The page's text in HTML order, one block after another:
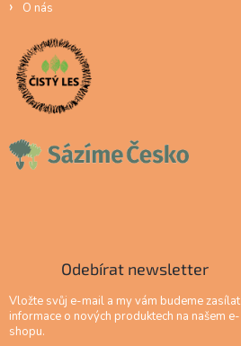
O nás
Odebírat newsletter
Vložte svůj e-mail a my vám budeme zasílat
informace o nových produktech na našem e-
shopu.